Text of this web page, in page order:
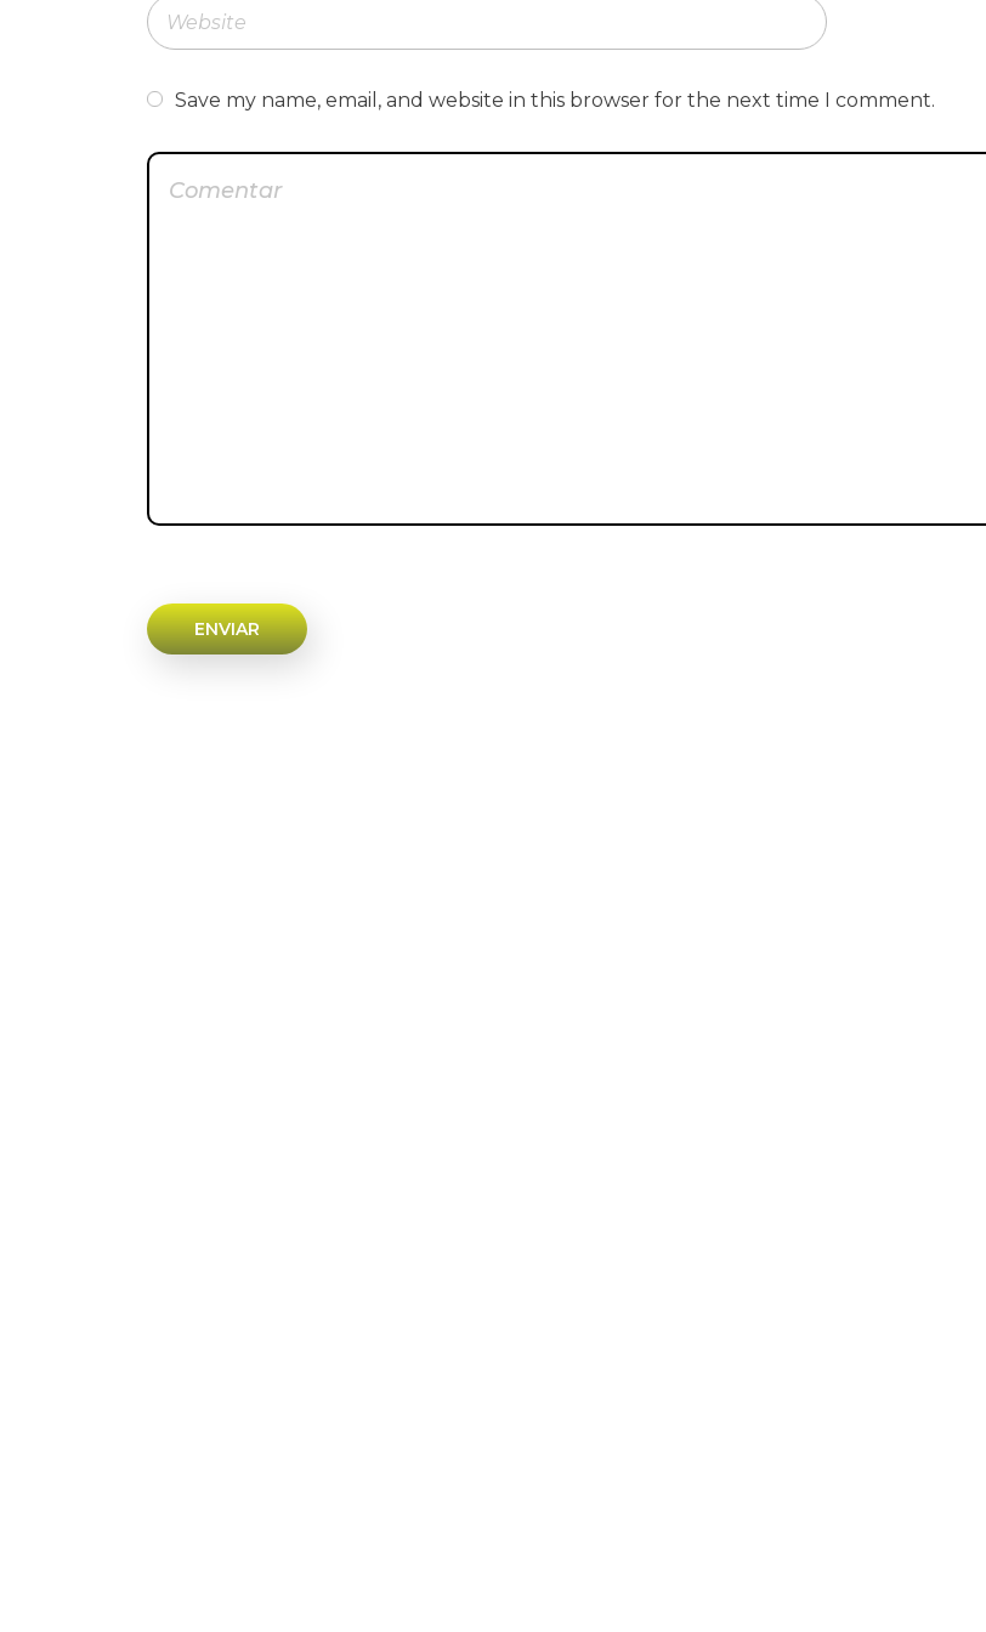
Save my name, email, and website in this browser for the next time I comment.